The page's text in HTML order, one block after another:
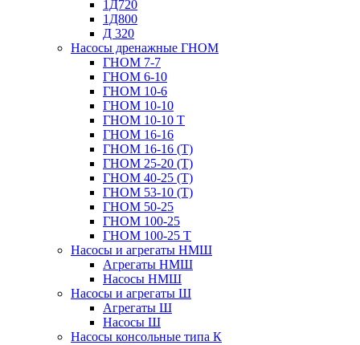
1Д720
1Д800
Д 320
Насосы дренажные ГНОМ
ГНОМ 7-7
ГНОМ 6-10
ГНОМ 10-6
ГНОМ 10-10
ГНОМ 10-10 Т
ГНОМ 16-16
ГНОМ 16-16 (Т)
ГНОМ 25-20 (Т)
ГНОМ 40-25 (Т)
ГНОМ 53-10 (Т)
ГНОМ 50-25
ГНОМ 100-25
ГНОМ 100-25 Т
Насосы и агрегаты НМШ
Агрегаты НМШ
Насосы НМШ
Насосы и агрегаты Ш
Агрегаты Ш
Насосы Ш
Насосы консольные типа К